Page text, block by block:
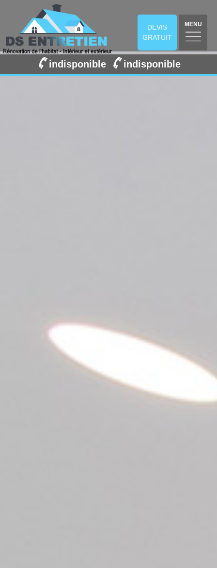
DEVIS
GRATUIT
MENU
indisponible indisponible